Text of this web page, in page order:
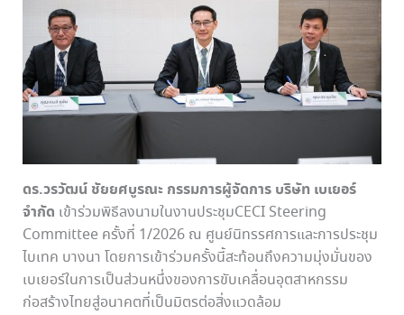
ดร.วรวัฒน์ ชัยยศบูรณะ กรรมการผู้จัดการ บริษัท เบเยอร์
จำกัด เข้าร่วมพิธีลงนามในงานประชุมCECI Steering
Committee ครั้งที่ 1/2026 ณ ศูนย์นิทรรศการและการประชุม
ไบเทค บางนา โดยการเข้าร่วมครั้งนี้สะท้อนถึงความมุ่งมั่นของ
เบเยอร์ในการเป็นส่วนหนึ่งของการขับเคลื่อนอุตสาหกรรม
ก่อสร้างไทยสู่อนาคตที่เป็นมิตรต่อสิ่งแวดล้อม